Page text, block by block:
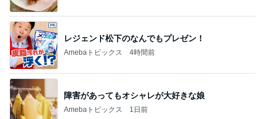
レジェンド松下のなんでもプレゼン！
Amebaトピックス 4時間前
障害があってもオシャレが大好きな娘
Amebaトピックス 1日前